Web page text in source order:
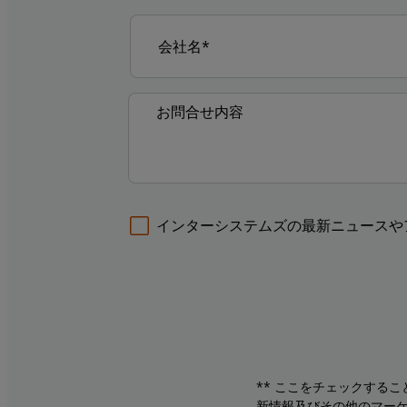
インターシステムズの最新ニュース
** ここをチェックするこ